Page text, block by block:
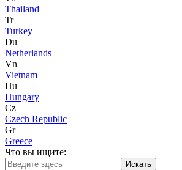
Thailand
Tr
Turkey
Du
Netherlands
Vn
Vietnam
Hu
Hungary
Cz
Czech Republic
Gr
Greece
Что вы ищите: